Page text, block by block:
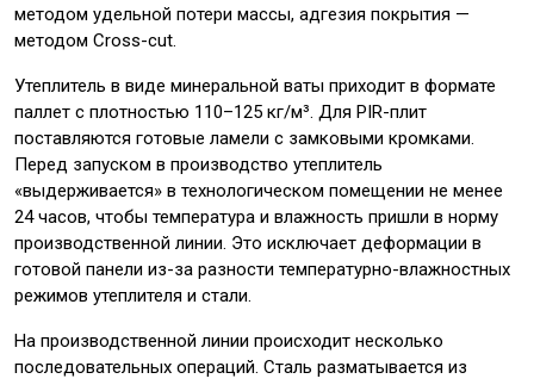
методом удельной потери массы, адгезия покрытия —
методом Cross-cut.
Утеплитель в виде минеральной ваты приходит в формате
паллет с плотностью 110–125 кг/м³. Для PIR-плит
поставляются готовые ламели с замковыми кромками.
Перед запуском в производство утеплитель
«выдерживается» в технологическом помещении не менее
24 часов, чтобы температура и влажность пришли в норму
производственной линии. Это исключает деформации в
готовой панели из-за разности температурно-влажностных
режимов утеплителя и стали.
На производственной линии происходит несколько
последовательных операций. Сталь разматывается из